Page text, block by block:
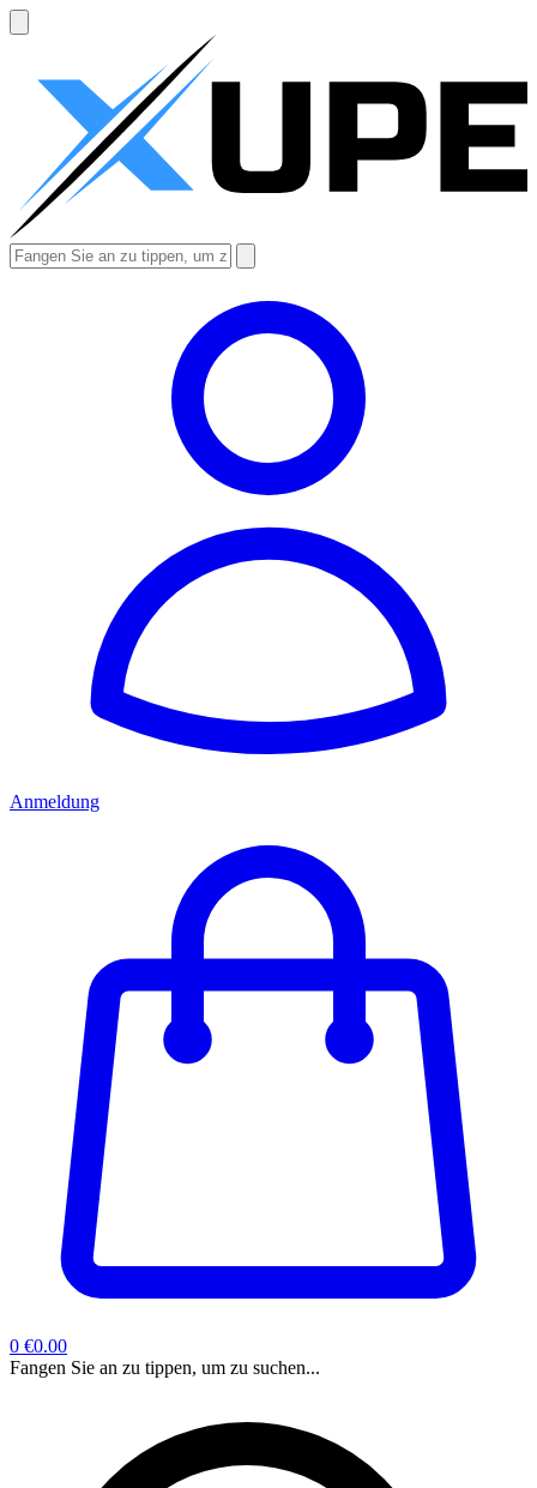
Anmeldung
0 €0.00
Fangen Sie an zu tippen, um zu suchen...